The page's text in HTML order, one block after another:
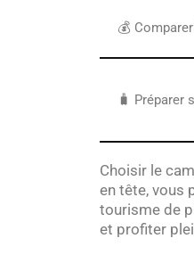
💰
🧳 Préparer
Choisir le
en tête, vous
tourisme de
et profiter